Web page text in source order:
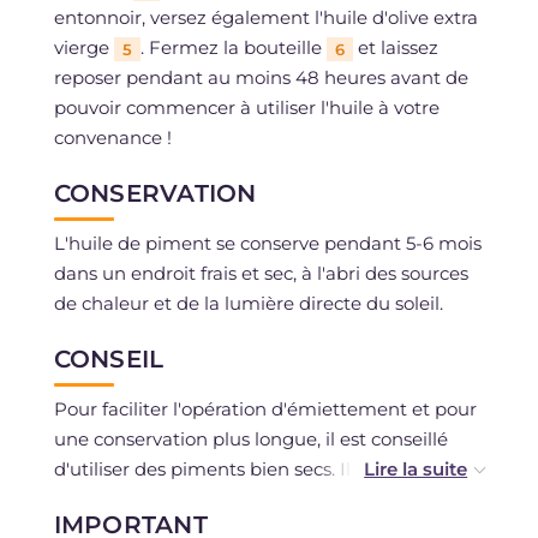
entonnoir, versez également l'huile d'olive extra
vierge
5 . Fermez la bouteille 6
et laissez
reposer pendant au moins 48 heures avant de
pouvoir commencer à utiliser l'huile à votre
convenance !
CONSERVATION
L'huile de piment se conserve pendant 5-6 mois
dans un endroit frais et sec, à l'abri des sources
de chaleur et de la lumière directe du soleil.
CONSEIL
Pour faciliter l'opération d'émiettement et pour
une conservation plus longue, il est conseillé
d'utiliser des piments bien secs. Il est
lorsque vous manipulez les piments : portez
IMPORTANT